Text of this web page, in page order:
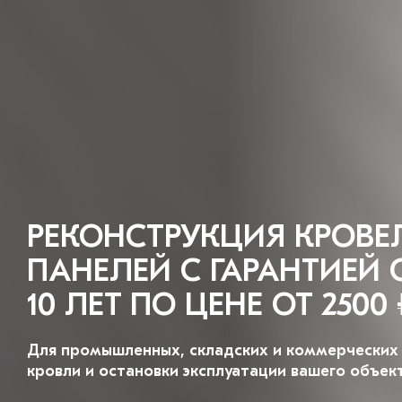
РЕКОНСТРУКЦИЯ
ПАНЕЛЕЙ С ГАРАНТИЕЙ
10 ЛЕТ ПО ЦЕНЕ ОТ 2500
Для промышленных, складских и
кровли и остановки эксплуатации вашего